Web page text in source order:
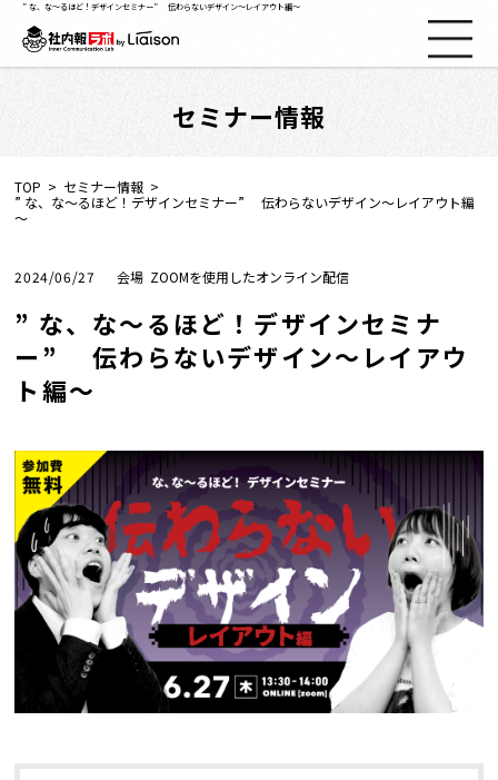
社内報ノウハウ
セミナー情報
資料コーナー
動画コーナー
支援実績
トレンド用語集
社長ブログ
” な、な～るほど！デザインセミナー” 伝わらないデザイン～レイアウト編～
セミナー情報
TOP
セミナー情報
” な、な～るほど！デザインセミナー” 伝わらないデザイン～レイアウト編
～
2024/06/27 ZOOMを使用したオンライン配信
” な、な～るほど！デザインセミナ
ー” 伝わらないデザイン～レイアウ
ト編～